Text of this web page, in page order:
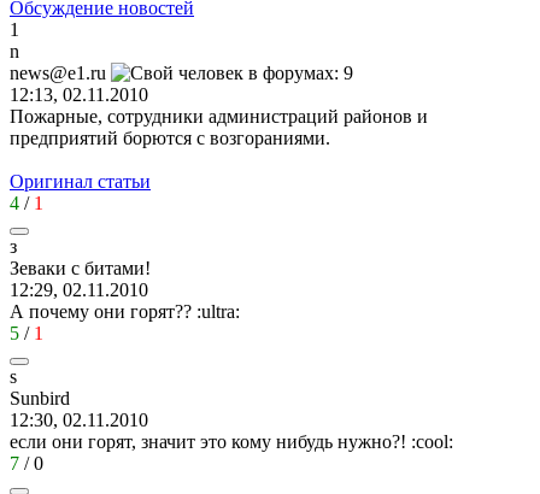
Обсуждение новостей
1
n
news@e1.ru
12:13, 02.11.2010
Пожарные, сотрудники администраций районов и
предприятий борются с возгораниями.
Оригинал статьи
4 / 1
з
Зеваки с битами!
12:29, 02.11.2010
А почему они горят?? :ultra:
5 / 1
s
Sunbird
12:30, 02.11.2010
если они горят, значит это кому нибудь нужно?! :cool:
7 /0